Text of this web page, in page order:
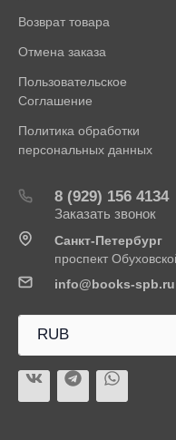
Возврат товара
Отмена заказа
Пользовательское
Соглашение
Политика обработки
персональных данных
8 (929) 156 4134
Заказать звонок
Санкт-Петербург
проспект
info@books-spb.ru